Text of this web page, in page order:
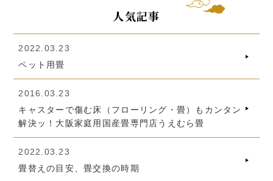
人気記事
2022.03.23
ペット用畳
2016.03.23
キャスターで傷む床（フローリング・畳）もカンタン
解決ッ！大阪家庭用国産畳専門店うえむら畳
2022.03.23
畳替えの目安、畳交換の時期